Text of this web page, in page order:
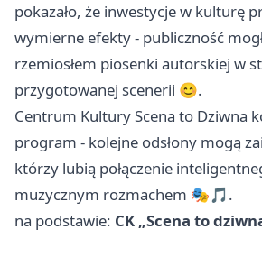
pokazało, że inwestycje w kulturę
wymierne efekty - publiczność
rzemiosłem piosenki autorskiej w
przygotowanej scenerii 😊.
Centrum Kultury Scena to Dziwna
program - kolejne odsłony mogą
którzy lubią połączenie
muzycznym rozmachem 🎭🎵.
na podstawie: CK „Scena to